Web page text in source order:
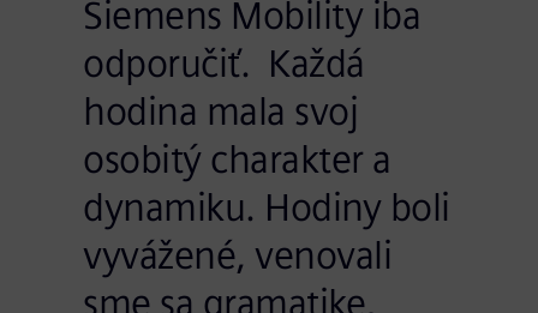
Siemens Mobility iba
odporučiť. Každá
hodina mala svoj
osobitý charakter a
dynamiku. Hodiny boli
vyvážené, venovali
sme sa gramatike,